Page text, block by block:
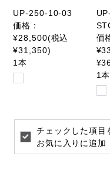
UP-250-10-03
価格：
¥28,500(税込
¥31,350)
1本
価
1本
チェックした項目
お気に入りに追加